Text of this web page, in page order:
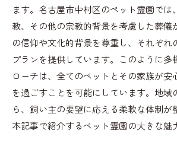
ます。名古屋市中村区のペット霊園では
教、その他の宗教的背景を考慮した葬儀
の信仰や文化的背景を尊重し、それぞれ
プランを提供しています。このように多
ローチは、全てのペットとその家族が安
を過ごすことを可能にしています。地域
ら、飼い主の要望に応える柔軟な体制が
本記事で紹介するペット霊園の大きな魅